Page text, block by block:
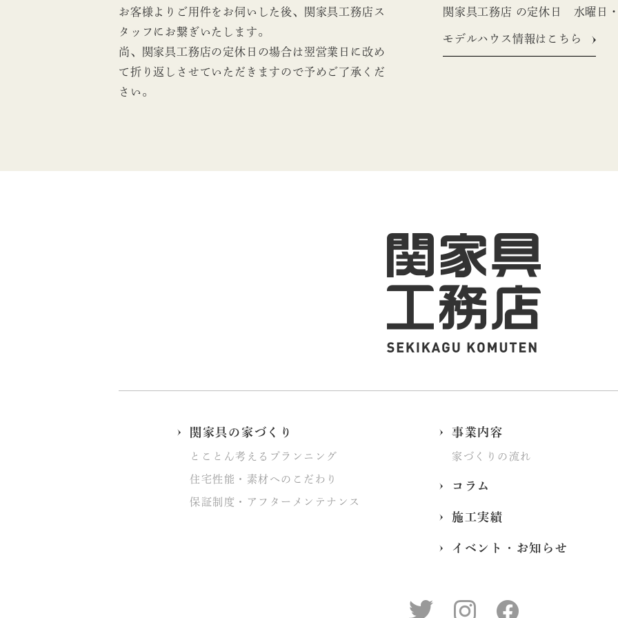
お客様よりご用件をお伺いした後、関家具工務店ス
タッフにお繋ぎいたします。
尚、関家具工務店の定休日の場合は翌営業日に改め
て折り返しさせていただきますので予めご了承くだ
さい。
関家具工務店 の定休日 水曜日
モデルハウス情報はこちら
関家具の家づくり
とことん考えるプランニング
住宅性能・素材へのこだわり
保証制度・アフターメンテナンス
事業内容
家づくりの流れ
コラム
施工実績
イベント・お知らせ